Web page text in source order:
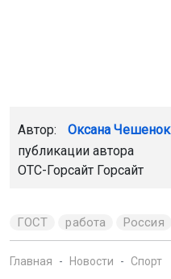
Автор: Оксана Чешенок
публикации автора
ОТС-Горсайт Горсайт
ГОСТ работа Россия
Главная Новости Спорт